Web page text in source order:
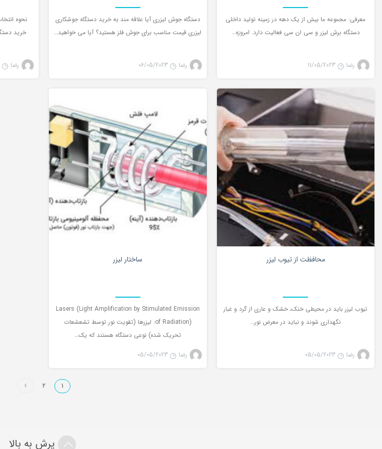
معرفی: مجموعه ما بیش از یک دهه در زمینه تولید داخلی
دستگاه برش لیزر و سی ان سی فعالیت دارد. امروزه…
رضا 11/05/2023
دستگاه جوش لیزری آیا علاقه مند به خرید دستگاه جوشکاری
لیزری قیمت مناسب برای جوش فلز هستید؟ آیا می خواهید…
رضا 06/05/2023 رضا
محافظت از تیوب لیزر
تیوب لیزر باید در محیطی خنک، خشک و عاری از گرد و غبار
نگهداری شوند و نباید در معرض نور…
رضا 05/05/2023
ساختار لیزر
Lasers (Light Amplification by Stimulated Emission
of Radiation): لیزرها (تقویت نور توسط تشعشعات
تحریک شده) نوعی دستگاه هستند که یک…
رضا 05/05/2023
1
2
پرش به بالا